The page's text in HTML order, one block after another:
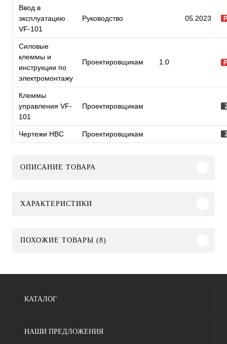
Ввод в
эксплуатацию
VF-101
Руководство 05.2023
Силовые
клеммы и
инструкции по
электромонтажу
Проектировщикам 1.0
Клеммы
управления VF-
101
Проектировщикам
Чертежи HBC Проектировщикам
ОПИСАНИЕ ТОВАРА
ХАРАКТЕРИСТИКИ
ПОХОЖИЕ ТОВАРЫ (8)
КАТАЛОГ
НАШИ ПРЕДЛОЖЕНИЯ